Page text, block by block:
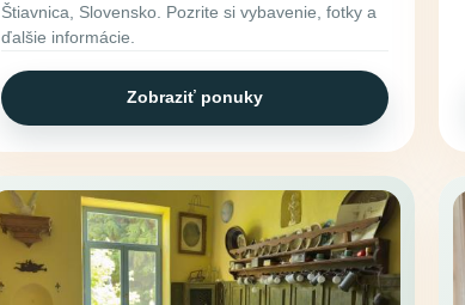
Štiavnica, Slovensko. Pozrite si vybavenie, fotky a
ďalšie informácie.
Zobraziť ponuky